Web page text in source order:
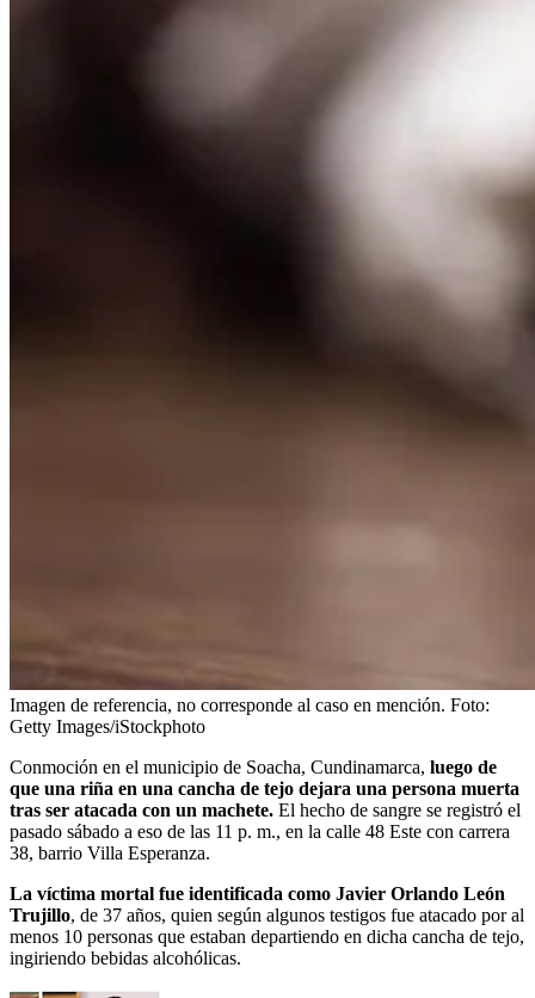
Imagen de referencia, no corresponde al caso en mención. Foto:
Getty Images/iStockphoto
Conmoción en el municipio de Soacha, Cundinamarca, luego de
que una riña en una cancha de tejo dejara una persona muerta
tras ser atacada con un machete. El hecho de sangre se registró el
pasado sábado a eso de las 11 p. m., en la calle 48 Este con carrera
38, barrio Villa Esperanza.
La víctima mortal fue identificada como Javier Orlando León
Trujillo, de 37 años, quien según algunos testigos fue atacado por al
menos 10 personas que estaban departiendo en dicha cancha de tejo,
ingiriendo bebidas alcohólicas.